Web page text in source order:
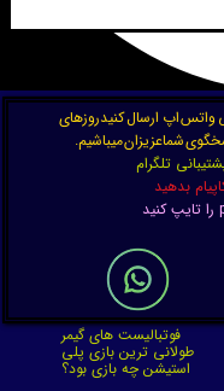
واتس اپ ارسال کنیدروزهای
تلگرام
بدهید
فوتبالیست های گیمر
طولانی ترین بازی پلی
استیشن چه بازی بود؟